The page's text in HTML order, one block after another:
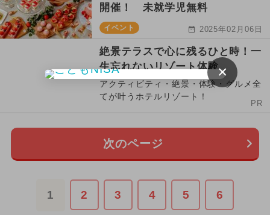
開催！ 未就学児無料
イベント 2025年02月06日
絶景テラスで心に残るひと時！一
生忘れないリゾート体験
アクティビティ・絶景・体験・グルメ全
てが叶うホテルリゾート！
PR
次のページ
1 2 3 4 5 6
×